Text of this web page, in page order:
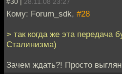
Кому: Forum_sdk, #28
> так когда же эта передача
Сталинизма)
Зачем ждать?! Просто